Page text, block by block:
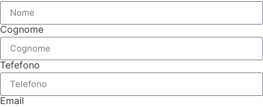
Cognome
Tefefono
Email